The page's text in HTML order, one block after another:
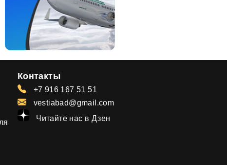
Контакты
+7 916 167 51 51
vestiabad@gmail.com
Читайте нас в Дзен